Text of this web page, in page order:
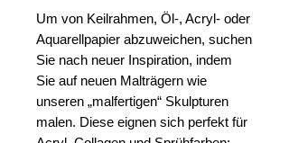
Um von Keilrahmen, Öl-, Acryl- oder
Aquarellpapier abzuweichen, suchen
Sie nach neuer Inspiration, indem
Sie auf neuen Malträgern wie
unseren „malfertigen“ Skulpturen
malen. Diese eignen sich perfekt für